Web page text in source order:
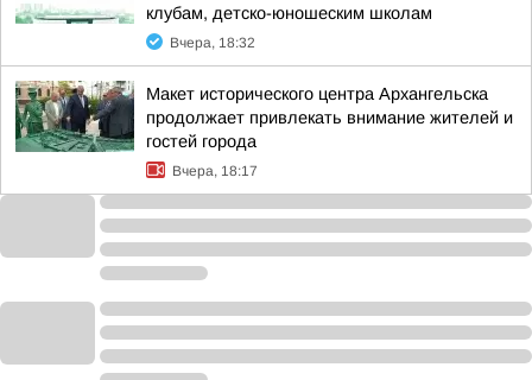
клубам, детско-юношеским школам
Вчера, 18:32
Макет исторического центра Архангельска
продолжает привлекать внимание жителей и
гостей города
Вчера, 18:17